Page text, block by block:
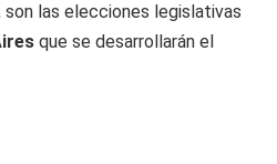
son las elecciones legislativas
que se desarrollarán el